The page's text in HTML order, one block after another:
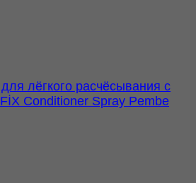
лёгкого расчёсывания с
Conditioner Spray Pembe